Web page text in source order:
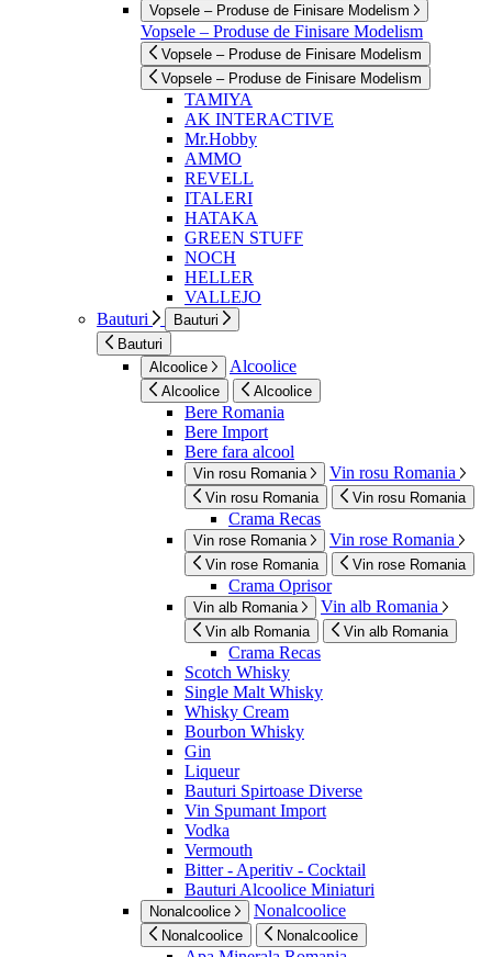
Vopsele – Produse de Finisare Modelism
Vopsele – Produse de Finisare Modelism
Vopsele – Produse de Finisare Modelism
Vopsele – Produse de Finisare Modelism
TAMIYA
AK INTERACTIVE
Mr.Hobby
AMMO
REVELL
ITALERI
HATAKA
GREEN STUFF
NOCH
HELLER
VALLEJO
Bauturi
Bauturi
Bauturi
Alcoolice
Alcoolice
Alcoolice Alcoolice
Bere Romania
Bere Import
Bere fara alcool
Vin rosu Romania Vin rosu Romania
Vin rosu Romania Vin rosu Romania
Crama Recas
Vin rose Romania Vin rose Romania
Vin rose Romania Vin rose Romania
Crama Oprisor
Vin alb Romania Vin alb Romania
Vin alb Romania Vin alb Romania
Crama Recas
Scotch Whisky
Single Malt Whisky
Whisky Cream
Bourbon Whisky
Gin
Liqueur
Bauturi Spirtoase Diverse
Vin Spumant Import
Vodka
Vermouth
Bitter - Aperitiv - Cocktail
Bauturi Alcoolice Miniaturi
Nonalcoolice Nonalcoolice
Nonalcoolice Nonalcoolice